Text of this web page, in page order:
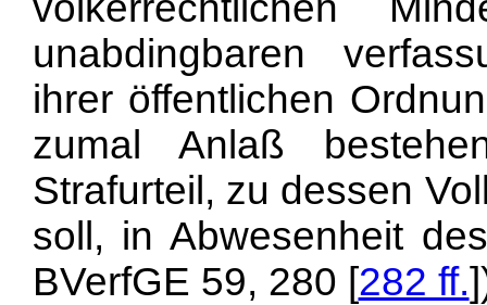
unabdingbaren
ihrer öffentlichen
zumal Anlaß
Strafurteil, zu dessen
soll, in Abwesenheit
BVerfGE 59, 280 [282 ff.